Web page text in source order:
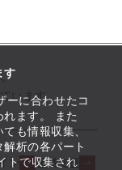
す
ーに合わせたコ
ます。 また
も情報収集、
析の各パート
トで収集され
います
ン
起業支援